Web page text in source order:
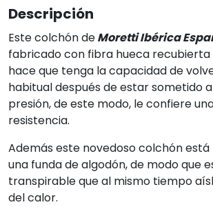
Descripción
Este colchón deMoretti Ibérica
fabricado con fibra hueca recubierta
hace que tenga la capacidad de
habitual después de estar sometido
presión, de este modo, le confiere
resistencia.
Además este novedoso colchón
una funda de algodón, de modo que
transpirable que al mismo tiempo
del calor.